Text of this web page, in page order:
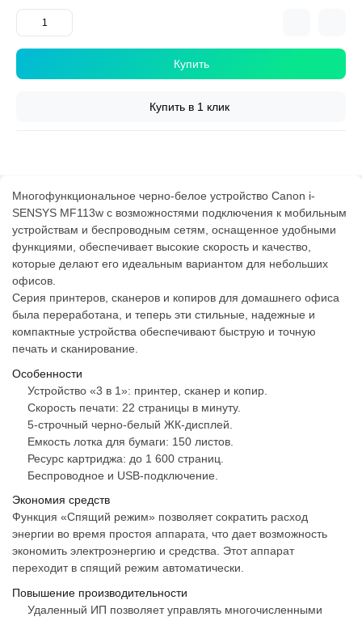
Купить
Купить в 1 клик
Многофункциональное черно-белое устройство Canon i-
SENSYS MF113w с возможностями подключения к мобильным
устройствам и беспроводным сетям, оснащенное удобными
функциями, обеспечивает высокие скорость и качество,
которые делают его идеальным вариантом для небольших
офисов.
Серия принтеров, сканеров и копиров для домашнего офиса
была переработана, и теперь эти стильные, надежные и
компактные устройства обеспечивают быструю и точную
печать и сканирование.
Особенности
Устройство «3 в 1»: принтер, сканер и копир.
Скорость печати: 22 страницы в минуту.
5-строчный черно-белый ЖК-дисплей.
Емкость лотка для бумаги: 150 листов.
Ресурс картриджа: до 1 600 страниц.
Беспроводное и USB-подключение.
Экономия средств
Функция «Спящий режим» позволяет сократить расход
энергии во время простоя аппарата, что дает возможность
экономить электроэнергию и средства. Этот аппарат
переходит в спящий режим автоматически.
Повышение производительности
Удаленный ИП позволяет управлять многочисленными